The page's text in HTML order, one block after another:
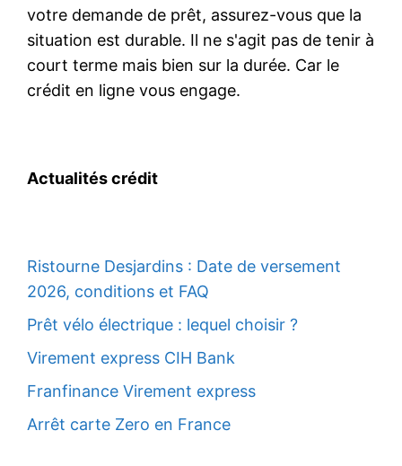
votre demande de prêt, assurez-vous que la
situation est durable. Il ne s'agit pas de tenir à
court terme mais bien sur la durée. Car le
crédit en ligne vous engage.
Actualités crédit
Ristourne Desjardins : Date de versement
2026, conditions et FAQ
Prêt vélo électrique : lequel choisir ?
Virement express CIH Bank
Franfinance Virement express
Arrêt carte Zero en France